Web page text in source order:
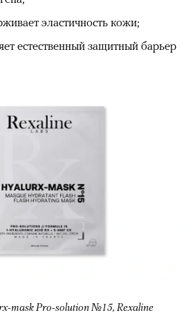
эластичность кожи;
естественный защитный барьер
mask Pro-solution №15, Rexaline